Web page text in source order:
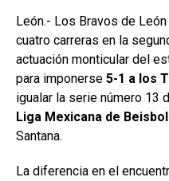
León.- Los Bravos de
cuatro carreras en la
actuación monticular del
para imponerse 5-1 a los
igualar la serie número 13
Liga Mexicana de
Santana.
La diferencia en el